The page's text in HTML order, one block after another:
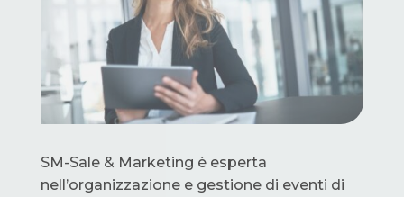
SM-Sale & Marketing è esperta
nell’organizzazione e gestione di eventi di